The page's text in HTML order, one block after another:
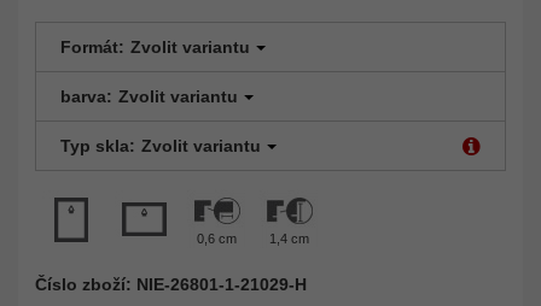
Formát: Zvolit variantu
barva: Zvolit variantu
Typ skla: Zvolit variantu
0,6 cm 1,4 cm
Číslo zboží: NIE-26801-1-21029-H